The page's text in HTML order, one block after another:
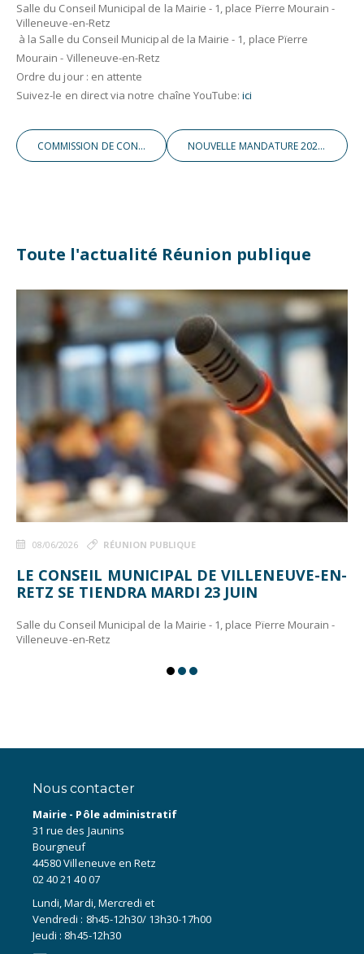
Salle du Conseil Municipal de la Mairie - 1, place Pïerre Mourain -
Villeneuve-en-Retz
à la Salle du Conseil Municipal de la Mairie - 1, place Pïerre
Mourain - Villeneuve-en-Retz
Ordre du jour : en attente
Suivez-le en direct via notre chaîne YouTube: ici
COMMISSION DE CONTRÔLE NOUVELLE MANDATURE 2026-2032 !
Toute l'actualité Réunion publique
08/06/2026 RÉUNION PUBLIQUE
LE CONSEIL MUNICIPAL DE VILLENEUVE-EN-
RETZ SE TIENDRA MARDI 23 JUIN
Salle du Conseil Municipal de la Mairie - 1, place Pïerre Mourain -
Villeneuve-en-Retz
Nous contacter
Mairie - Pôle administratif
31 rue des Jaunins
Bourgneuf
44580 Villeneuve en Retz
02 40 21 40 07
Lundi, Mardi, Mercredi et
Vendredi : 8h45-12h30/ 13h30-17h00
Jeudi : 8h45-12h30